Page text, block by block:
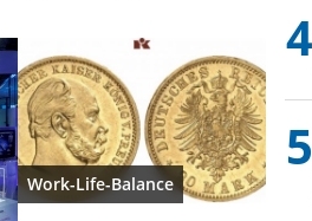
Work-Life-Balance